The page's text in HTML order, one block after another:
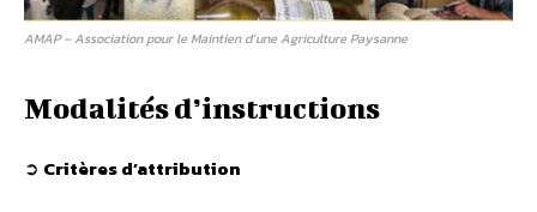
AMAP – Association pour le Maintien d’une Agriculture Paysanne
Modalités d’instructions
➲ Critères d’attribution